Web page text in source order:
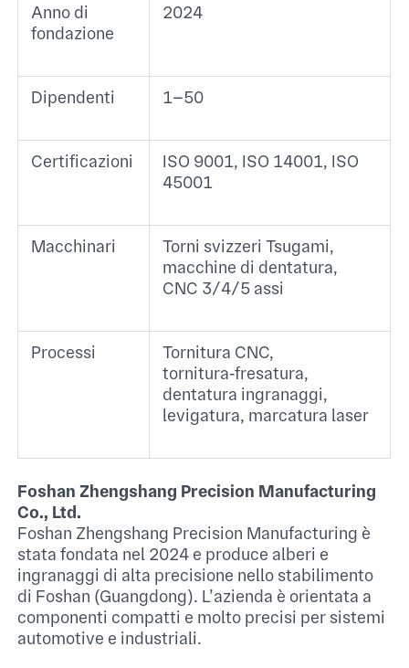
Anno di
fondazione
2024 ​
Dipendenti 1–50 ​
Certificazioni
ISO 9001, ISO 14001, ISO
45001 ​
Macchinari
Torni svizzeri Tsugami,
macchine di dentatura,
CNC 3/4/5 assi ​
Processi
Tornitura CNC,
tornitura‑fresatura,
dentatura ingranaggi,
levigatura, marcatura laser ​
Foshan Zhengshang Precision Manufacturing
Co., Ltd.
Foshan Zhengshang Precision Manufacturing è
stata fondata nel 2024 e produce alberi e
ingranaggi di alta precisione nello stabilimento
di Foshan (Guangdong). L’azienda è orientata a
componenti compatti e molto precisi per sistemi
automotive e industriali.​